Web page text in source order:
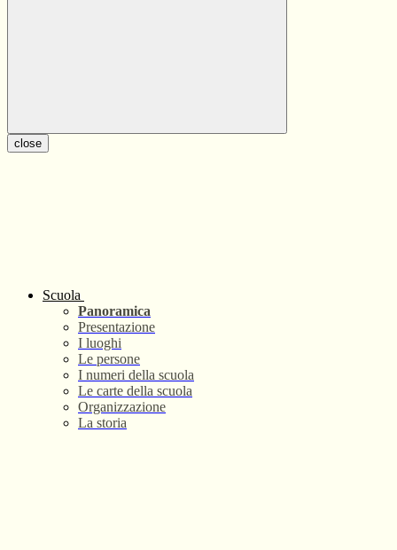
close
Scuola
Panoramica
Presentazione
I luoghi
Le persone
I numeri della scuola
Le carte della scuola
Organizzazione
La storia